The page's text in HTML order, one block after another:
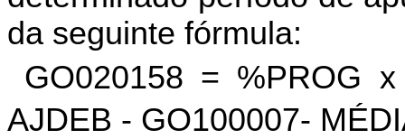
da seguinte fórmula:
GO020158 = %PROG
AJDEB - GO100007-